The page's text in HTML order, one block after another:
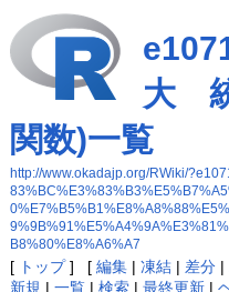
大
関数)一覧
http://www.okadajp.org/RWiki/
B8%80%E8%A6%A7
[ トップ] [ 編集| 凍結| 差分|
新規 | 一覧| 検索| 最終更新|